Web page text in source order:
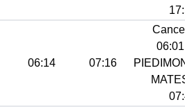
06:14 07:16